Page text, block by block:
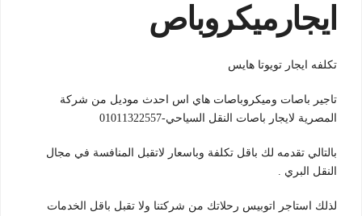
ايجار ميكروباص
تكلفه ايجار تويوتا هايس
تاجير باصات وميكروباصات هاي اس احدث موديل من شركة
المصرية لايجار باصات النقل السياحي-01011322557
بالتالي تقدمه لك باقل تكلفة وباسعار لاتقبل المنافسة في مجال
النقل البري .
لذلك استاجر اتوبيس رحلاتك من شركتنا ولا تقبل باقل الخدمات